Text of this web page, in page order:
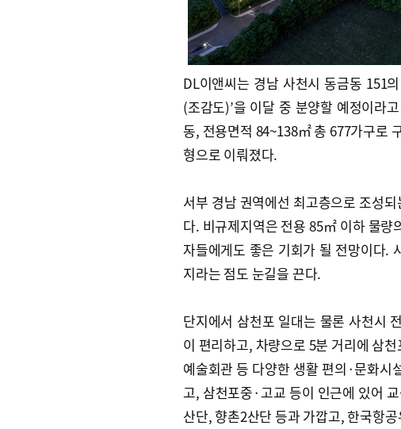
DL이앤씨는 경남 사천시 동금동 151
(조감도)’을 이달 중 분양할 예정이라
동, 전용면적 84~138㎡ 총 677가구로
형으로 이뤄졌다.
서부 경남 권역에선 최고층으로 조성
다. 비규제지역은 전용 85㎡ 이하 물
자들에게도 좋은 기회가 될 전망이다.
지라는 점도 눈길을 끈다.
단지에서 삼천포 일대는 물론 사천시
이 편리하고, 차량으로 5분 거리에 삼
예술회관 등 다양한 생활 편의·문화시
고, 삼천포중·고교 등이 인근에 있어
산단, 향촌2산단 등과 가깝고, 한국항